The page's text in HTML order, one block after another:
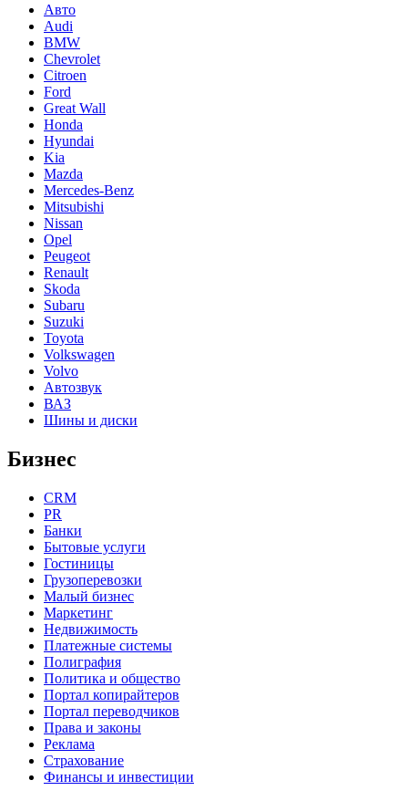
Авто
Audi
BMW
Chevrolet
Citroen
Ford
Great Wall
Honda
Hyundai
Kia
Mazda
Mercedes-Benz
Mitsubishi
Nissan
Opel
Peugeot
Renault
Skoda
Subaru
Suzuki
Toyota
Volkswagen
Volvo
Автозвук
ВАЗ
Шины и диски
Бизнес
CRM
PR
Банки
Бытовые услуги
Гостиницы
Грузоперевозки
Малый бизнес
Маркетинг
Недвижимость
Платежные системы
Полиграфия
Политика и общество
Портал копирайтеров
Портал переводчиков
Права и законы
Реклама
Страхование
Финансы и инвестиции